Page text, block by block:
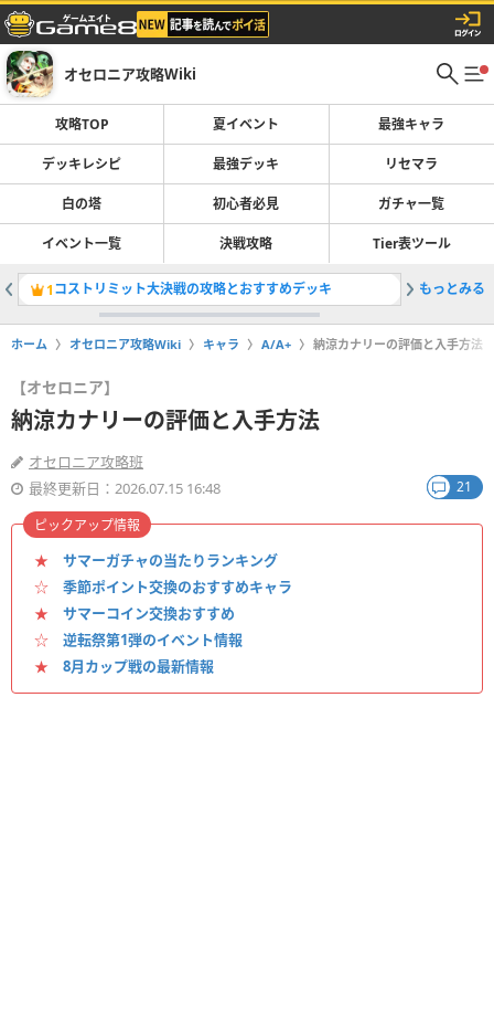
オセロニア攻略Wiki
攻略TOP 夏イベント 最強キャラ
デッキレシピ 最強デッキ リセマラ
白の塔 初心者必見 ガチャ一覧
イベント一覧 決戦攻略 Tier表ツール
1コストリミット大決戦の攻略とおすすめデッキ 2ちび超
もっとみる
ホーム オセロニア攻略Wiki キャラ A/A+ 納涼カナリーの評価と入手方法
【オセロニア】
納涼カナリーの評価と入手方法
オセロニア攻略班
最終更新日：2026.07.15 16:48
21
★ サマーガチャの当たりランキング
☆ 季節ポイント交換のおすすめキャラ
★ サマーコイン交換おすすめ
☆ 逆転祭第1弾のイベント情報
★ 8月カップ戦の最新情報
ピックアップ情報